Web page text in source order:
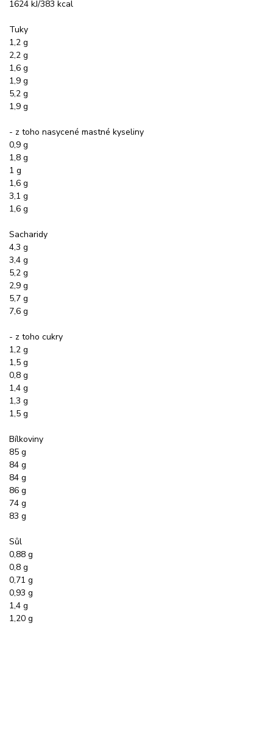
1624 kJ/383 kcal
Tuky
1,2 g
2,2 g
1,6 g
1,9 g
5,2 g
1,9 g
- z toho nasycené mastné kyseliny
0,9 g
1,8 g
1 g
1,6 g
3,1 g
1,6 g
Sacharidy
4,3 g
3,4 g
5,2 g
2,9 g
5,7 g
7,6 g
- z toho cukry
1,2 g
1,5 g
0,8 g
1,4 g
1,3 g
1,5 g
Bílkoviny
85 g
84 g
84 g
86 g
74 g
83 g
Sůl
0,88 g
0,8 g
0,71 g
0,93 g
1,4 g
1,20 g